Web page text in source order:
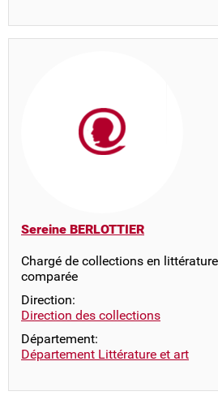
Sereine BERLOTTIER
Chargé de collections en
comparée
Direction:
Direction des collections
Département:
Département Littérature et art